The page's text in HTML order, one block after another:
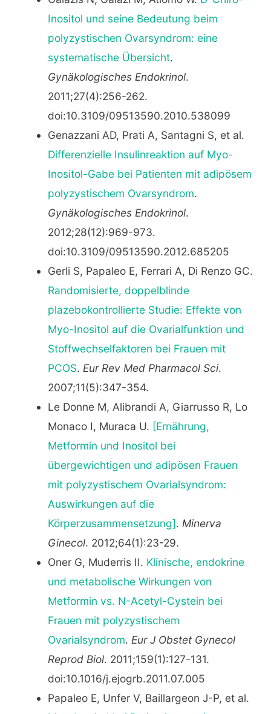
Inositol und seine Bedeutung beim
polyzystischen Ovarsyndrom: eine
systematische Übersicht.
Gynäkologisches Endokrinol.
2011;27(4):256-262.
doi:10.3109/09513590.2010.538099
Genazzani AD, Prati A, Santagni S, et al.
Differenzielle Insulinreaktion auf Myo-
Inositol-Gabe bei Patienten mit adipösem
polyzystischem Ovarsyndrom.
Gynäkologisches Endokrinol.
2012;28(12):969-973.
doi:10.3109/09513590.2012.685205
Gerli S, Papaleo E, Ferrari A, Di Renzo GC.
Randomisierte, doppelblinde
plazebokontrollierte Studie: Effekte von
Myo-Inositol auf die Ovarialfunktion und
Stoffwechselfaktoren bei Frauen mit
PCOS. Eur Rev Med Pharmacol Sci.
2007;11(5):347-354.
Le Donne M, Alibrandi A, Giarrusso R, Lo
Monaco I, Muraca U. [Ernährung,
Metformin und Inositol bei
übergewichtigen und adipösen Frauen
mit polyzystischem Ovarialsyndrom:
Auswirkungen auf die
Körperzusammensetzung]. Minerva
Ginecol. 2012;64(1):23-29.
Oner G, Muderris II. Klinische, endokrine
und metabolische Wirkungen von
Metformin vs. N-Acetyl-Cystein bei
Frauen mit polyzystischem
Ovarialsyndrom. Eur J Obstet Gynecol
Reprod Biol. 2011;159(1):127-131.
doi:10.1016/j.ejogrb.2011.07.005
Papaleo E, Unfer V, Baillargeon J-P, et al.